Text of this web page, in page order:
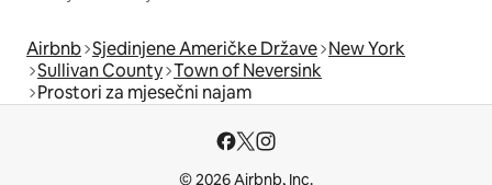
Airbnb Sjedinjene Američke Države New York
Sullivan County Town of Neversink
Prostori za mjesečni najam
© 2026 Airbnb, Inc.